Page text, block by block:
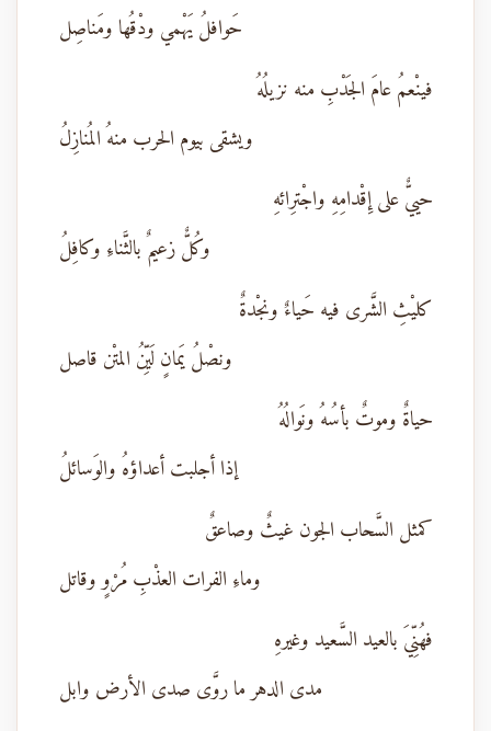
حَوافلُ يَهْمي ودْقُها ومَناصِل
فينْعمُ عامَ الجَدْبِ منه نزيلُهُ
ويشقى بيوم الحرب منهُ المُنازِلُ
حييٌّ على إِقْدامِهِ واجْترِائهِ
وكُلٌّ زعيمٌ بالثَّناءِ وكافِلُ
كليْثِ الشَّرى فيه حَياءٌ ونجْدةٌ
ونصْلُ يَمانٍ لَيِّنُ المتْن قاصل
حياةٌ وموتٌ بأسُهُ ونَوالُهُ
إذا أجلبت أعداؤهُ والوَسائلُ
كمثل السَّحاب الجون غيثٌ وصاعقٌ
وماءِ الفرات العذْبِ مُرْوٍ وقاتل
فهُنِّيَ بالعيد السَّعيد وغيرهِ
مدى الدهر ما روَّى صدى الأرض وابل